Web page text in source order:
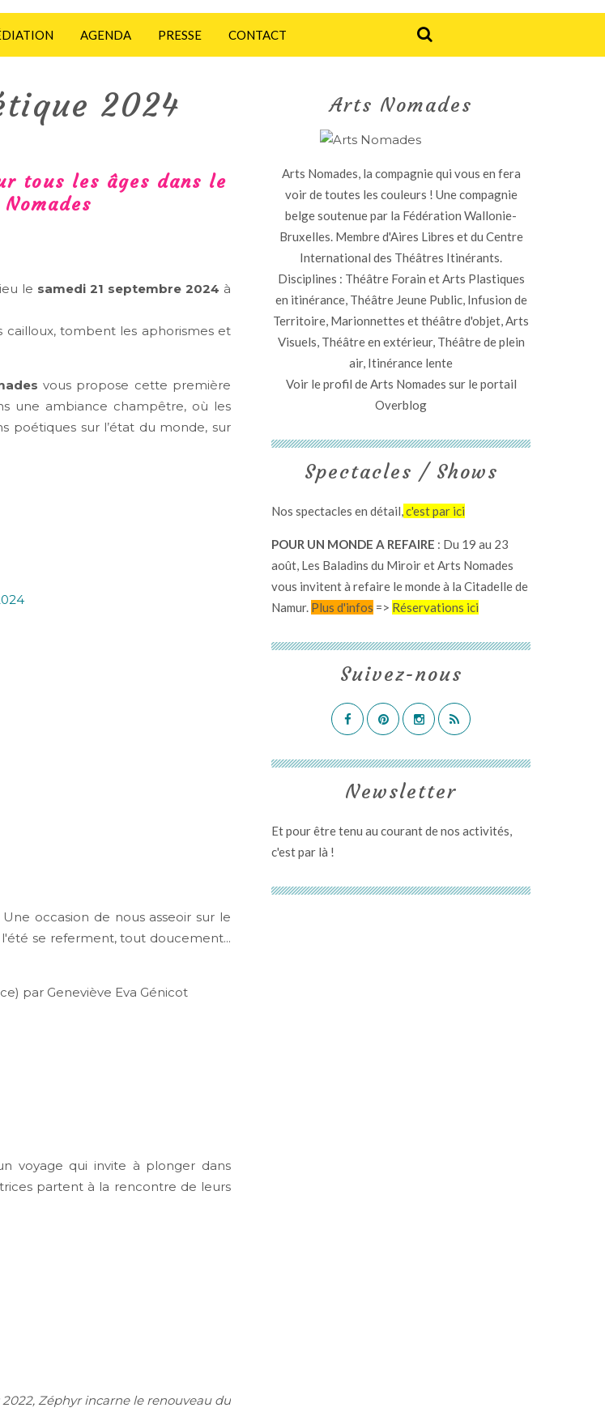
AGENDA PRESSE CONTACT
2024
tous les âges dans le
le samedi 21 septembre 2024 à
cailloux, tombent les aphorismes et
vous propose cette première
une ambiance champêtre, où les
poétiques sur l’état du monde, sur
occasion de nous asseoir sur le
se referment, tout doucement...
par Geneviève Eva Génicot
voyage qui invite à plonger dans
partent à la rencontre de leurs
Zéphyr incarne le renouveau du
Arts Nomades
Arts Nomades, la compagnie qui vous en fera
voir de toutes les couleurs ! Une compagnie
belge soutenue par la Fédération Wallonie-
Bruxelles. Membre d'Aires Libres et du Centre
International des Théâtres Itinérants.
Disciplines : Théâtre Forain et Arts Plastiques
en itinérance, Théâtre Jeune Public, Infusion de
Territoire, Marionnettes et théâtre d'objet, Arts
Visuels, Théâtre en extérieur, Théâtre de plein
air, Itinérance lente
Voir le profil deArts Nomades sur le portail
Overblog
Suivez-nous
Spectacles / Shows
Nos spectacles en détail,c'est par ici
POUR UN MONDE A REFAIRE : Du 19 au 23
août, Les Baladins du Miroir et Arts Nomades
vous invitent à refaire le monde à la Citadelle de
Namur. Plus d'infos => Réservations ici
Newsletter
Et pour être tenu au courant de nos activités,
c'est par là !